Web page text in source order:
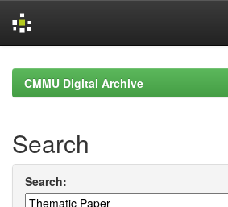
navigationCMMU Digital Archive
Search
Search: